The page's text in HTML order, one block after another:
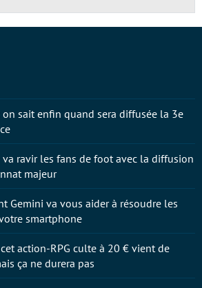
on sait enfin quand sera diffusée la 3e
va ravir les fans de foot avec la diffusion
majeur
Gemini va vous aider à résoudre les
smartphone
action-RPG culte à 20 € vient de
ça ne durera pas